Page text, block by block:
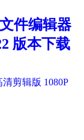
件编辑器
版本下载